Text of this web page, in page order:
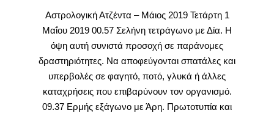
Αστρολογική Ατζέντα – Μάιος 2019 Τετάρτη 1
Μαΐου 2019 00.57 Σελήνη τετράγωνο με Δία. Η
όψη αυτή συνιστά προσοχή σε παράνομες
δραστηριότητες. Να αποφεύγονται σπατάλες και
υπερβολές σε φαγητό, ποτό, γλυκά ή άλλες
καταχρήσεις που επιβαρύνουν τον οργανισμό.
09.37 Ερμής εξάγωνο με Άρη. Πρωτοτυπία και